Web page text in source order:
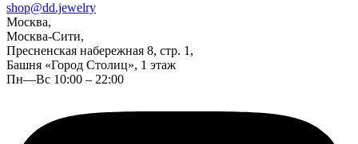
shop@dd.jewelry
Москва,
Москва-Сити,
Пресненская набережная 8, стр. 1,
Башня «Город Столиц», 1 этаж
Пн—Вс 10:00 – 22:00